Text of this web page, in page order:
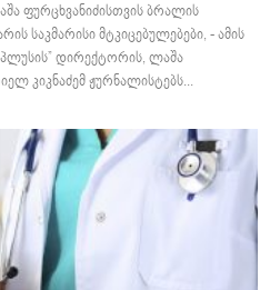
ფურცხვანიძისთვის ბრალის
საკმარისი მტკიცებულებები, - ამის
პლუსის” დირექტორის, ლაშა
კიკნაძემ ჟურნალისტებს...